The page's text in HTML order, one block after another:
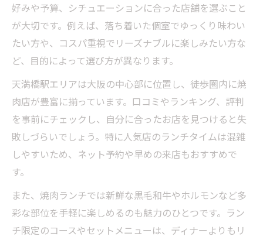
好みや予算、シチュエーションに合った店舗を選ぶこと
が大切です。例えば、落ち着いた個室でゆっくり味わい
たい方や、コスパ重視でリーズナブルに楽しみたい方な
ど、目的によって選び方が異なります。
天満橋駅エリアは大阪の中心部に位置し、徒歩圏内に焼
肉店が豊富に揃っています。口コミやランキング、評判
を事前にチェックし、自分に合ったお店を見つけると失
敗しづらいでしょう。特に人気店のランチタイムは混雑
しやすいため、ネット予約や早めの来店もおすすめで
す。
また、焼肉ランチでは新鮮な黒毛和牛やホルモンなど多
彩な部位を手軽に楽しめるのも魅力のひとつです。ラン
チ限定のコースやセットメニューは、ディナーよりもリ